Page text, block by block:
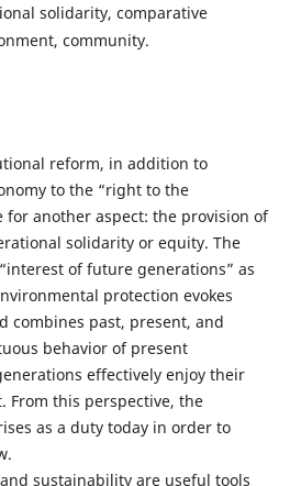
solidarity, comparative
community.
reform, in addition to
to the “right to the
for another aspect: the provision of
solidarity or equity. The
of future generations” as
protection evokes
combines past, present, and
behavior of present
effectively enjoy their
From this perspective, the
as a duty today in order to
sustainability are useful tools